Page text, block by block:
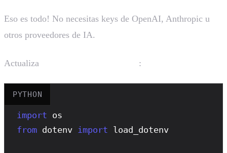
Eso es todo! No necesitas keys de OpenAI, Anthropic u
otros proveedores de IA.
Actualiza :
PYTHON
import
from dotenv import load_dotenv